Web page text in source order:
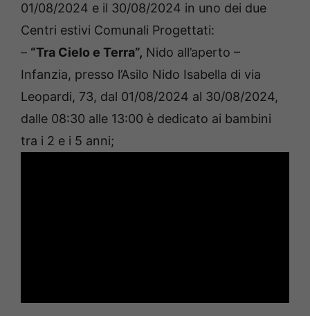
01/08/2024 e il 30/08/2024 in uno dei due
Centri estivi Comunali Progettati:
– “Tra Cielo e Terra”, Nido all’aperto –
Infanzia, presso l’Asilo Nido Isabella di via
Leopardi, 73, dal 01/08/2024 al 30/08/2024,
dalle 08:30 alle 13:00 è dedicato ai bambini
tra i 2 e i 5 anni;